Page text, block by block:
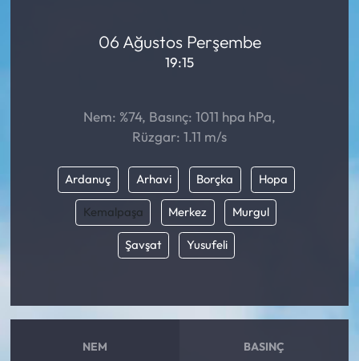
06 Ağustos Perşembe
19:15
Nem: %74, Basınç: 1011 hpa hPa,
Rüzgar: 1.11 m/s
Ardanuç Arhavi Borçka Hopa
Kemalpaşa Merkez Murgul
Şavşat Yusufeli
NEM BASINÇ